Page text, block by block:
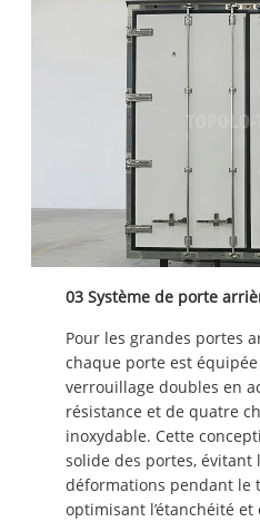
03 Système de porte
Pour les grandes portes
chaque porte est
verrouillage doubles en
résistance et de quatre
inoxydable. Cette
solide des portes, évitant
déformations pendant le
optimisant l’étanchéité